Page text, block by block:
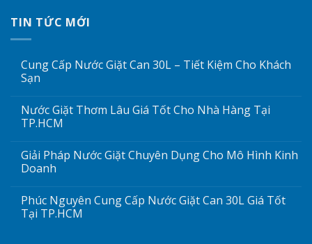
TIN TỨC MỚI
Cung Cấp Nước Giặt Can 30L – Tiết Kiệm Cho Khách
Sạn
Nước Giặt Thơm Lâu Giá Tốt Cho Nhà Hàng Tại
TP.HCM
Giải Pháp Nước Giặt Chuyên Dụng Cho Mô Hình Kinh
Doanh
Phúc Nguyên Cung Cấp Nước Giặt Can 30L Giá Tốt
Tại TP.HCM